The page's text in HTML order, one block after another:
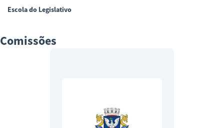
Escola do Legislativo
Comissões